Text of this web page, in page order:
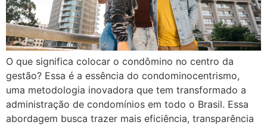
O que significa colocar o condômino no centro da
gestão? Essa é a essência do condominocentrismo,
uma metodologia inovadora que tem transformado a
administração de condomínios em todo o Brasil. Essa
abordagem busca trazer mais eficiência, transparência